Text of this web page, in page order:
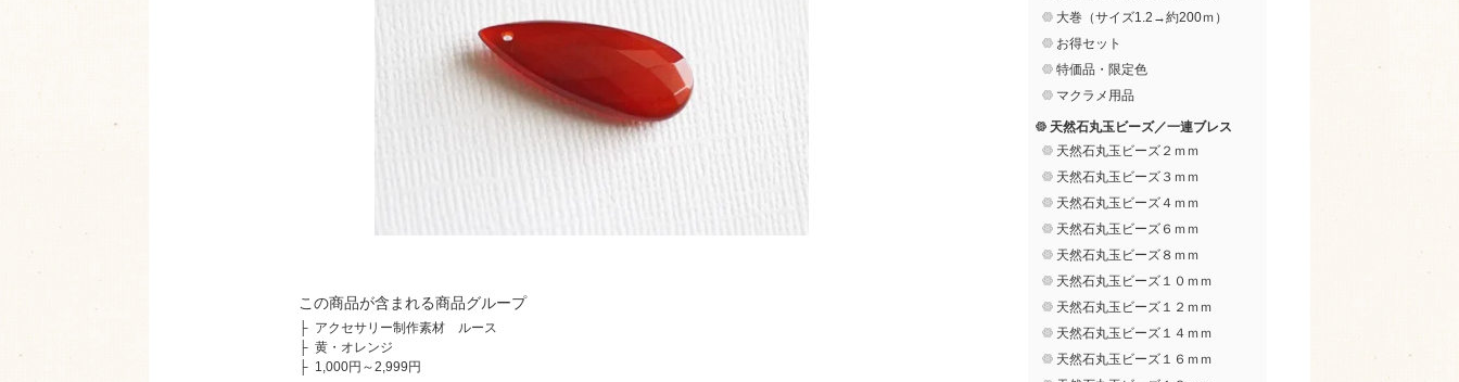
この商品が含まれる商品グループ
├ アクセサリー制作素材 ルース
├ 黄・オレンジ
├ 1,000円～2,999円
大巻（サイズ1.2→約200ｍ）
お得セット
特価品・限定色
マクラメ用品
天然石丸玉ビーズ／一連ブレス
天然石丸玉ビーズ２ｍｍ
天然石丸玉ビーズ３ｍｍ
天然石丸玉ビーズ４ｍｍ
天然石丸玉ビーズ６ｍｍ
天然石丸玉ビーズ８ｍｍ
天然石丸玉ビーズ１０ｍｍ
天然石丸玉ビーズ１２ｍｍ
天然石丸玉ビーズ１４ｍｍ
天然石丸玉ビーズ１６ｍｍ